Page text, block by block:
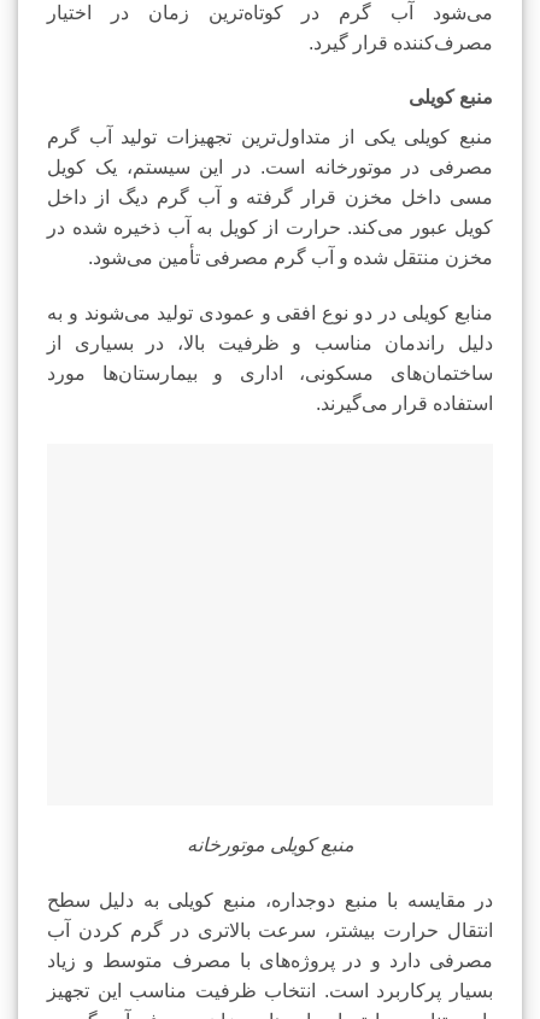
می‌شود آب گرم در کوتاه‌ترین زمان در اختیار
مصرف‌کننده قرار گیرد.
منبع کویلی
منبع کویلی یکی از متداول‌ترین تجهیزات تولید آب گرم
مصرفی در موتورخانه است. در این سیستم، یک کویل
مسی داخل مخزن قرار گرفته و آب گرم دیگ از داخل
کویل عبور می‌کند. حرارت از کویل به آب ذخیره شده در
مخزن منتقل شده و آب گرم مصرفی تأمین می‌شود.
منابع کویلی در دو نوع افقی و عمودی تولید می‌شوند و به
دلیل راندمان مناسب و ظرفیت بالا، در بسیاری از
ساختمان‌های مسکونی، اداری و بیمارستان‌ها مورد
استفاده قرار می‌گیرند.
منبع کویلی موتورخانه
در مقایسه با منبع دوجداره، منبع کویلی به دلیل سطح
انتقال حرارت بیشتر، سرعت بالاتری در گرم کردن آب
مصرفی دارد و در پروژه‌های با مصرف متوسط و زیاد
بسیار پرکاربرد است. انتخاب ظرفیت مناسب این تجهیز